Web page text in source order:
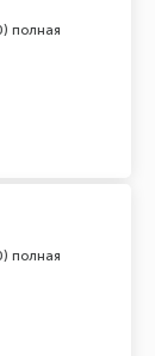
полная
полная